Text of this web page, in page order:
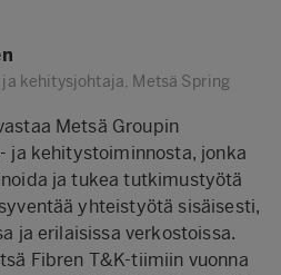
kehitysjohtaja, Metsä Spring
Metsä Groupin
ja kehitystoiminnosta, jonka
ja tukea tutkimustyötä
yhteistyötä sisäisesti,
ja erilaisissa verkostoissa.
Fibren T&K-tiimiin vuonna